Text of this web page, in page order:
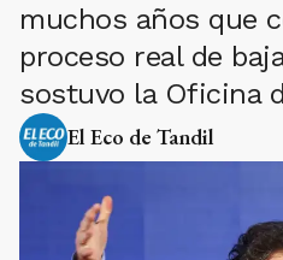
muchos años que
proceso real de
sostuvo la Oficina
El Eco de Tandil